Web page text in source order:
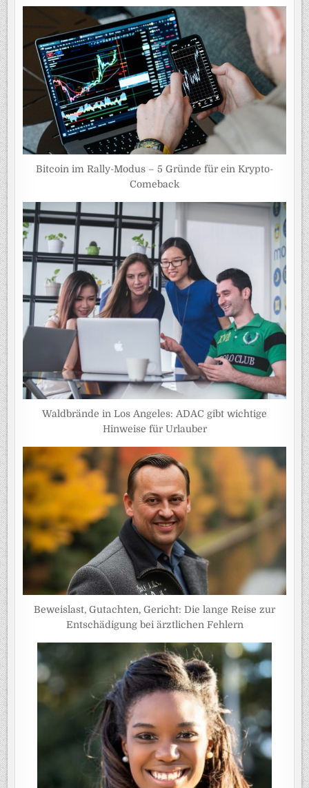
Bitcoin im Rally-Modus – 5 Gründe für ein Krypto-
Comeback
Waldbrände in Los Angeles: ADAC gibt wichtige
Hinweise für Urlauber
Beweislast, Gutachten, Gericht: Die lange Reise zur
Entschädigung bei ärztlichen Fehlern